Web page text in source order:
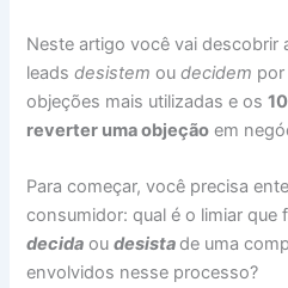
Neste artigo você vai descobrir
leadsdesistem oudecidem por
objeções mais utilizadas e os
reverter uma objeção em
Para começar, você precisa
consumidor: qual é o limiar que
decida oudesistade uma
envolvidos nesse processo?